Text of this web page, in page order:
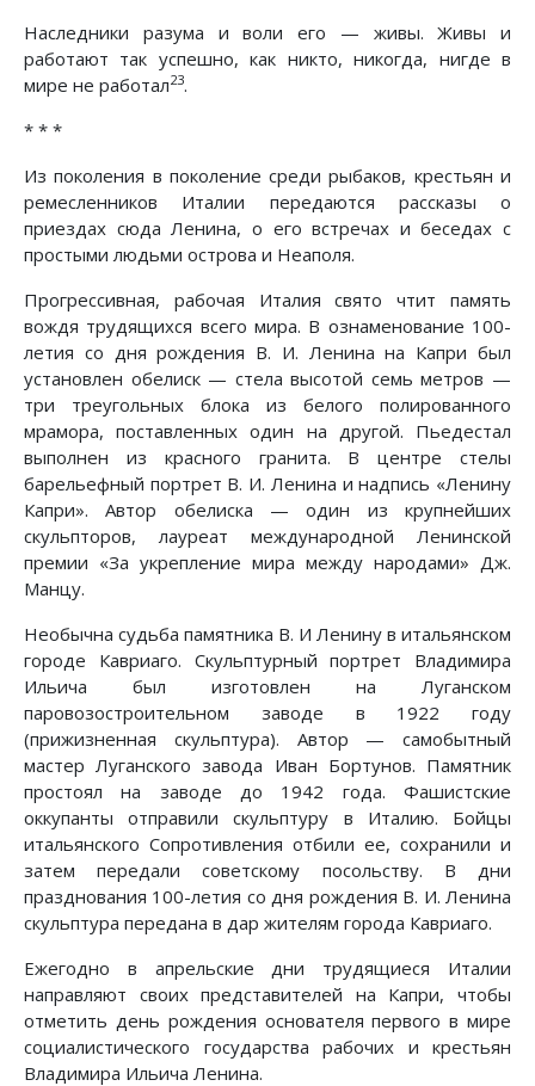
Наследники разума и воли его — живы. Живы и
работают так успешно, как никто, никогда, нигде в
мире не работал23.
* * *
Из поколения в поколение среди рыбаков, крестьян и
ремесленников Италии передаются рассказы о
приездах сюда Ленина, о его встречах и беседах с
простыми людьми острова и Неаполя.
Прогрессивная, рабочая Италия свято чтит память
вождя трудящихся всего мира. В ознаменование 100-
летия со дня рождения В. И. Ленина на Капри был
установлен обелиск — стела высотой семь метров —
три треугольных блока из белого полированного
мрамора, поставленных один на другой. Пьедестал
выполнен из красного гранита. В центре стелы
барельефный портрет В. И. Ленина и надпись «Ленину
Капри». Автор обелиска — один из крупнейших
скульпторов, лауреат международной Ленинской
премии «За укрепление мира между народами» Дж.
Манцу.
Необычна судьба памятника В. И Ленину в итальянском
городе Кавриаго. Скульптурный портрет Владимира
Ильича был изготовлен на Луганском
паровозостроительном заводе в 1922 году
(прижизненная скульптура). Автор — самобытный
мастер Луганского завода Иван Бортунов. Памятник
простоял на заводе до 1942 года. Фашистские
оккупанты отправили скульптуру в Италию. Бойцы
итальянского Сопротивления отбили ее, сохранили и
затем передали советскому посольству. В дни
празднования 100-летия со дня рождения В. И. Ленина
скульптура передана в дар жителям города Кавриаго.
Ежегодно в апрельские дни трудящиеся Италии
направляют своих представителей на Капри, чтобы
отметить день рождения основателя первого в мире
социалистического государства рабочих и крестьян
Владимира Ильича Ленина.